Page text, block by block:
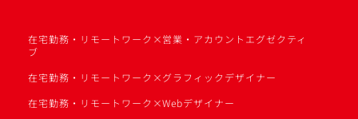
在宅勤務・リモートワーク×営業・アカウントエグゼクティ
ブ
在宅勤務・リモートワーク×グラフィックデザイナー
在宅勤務・リモートワーク×Webデザイナー